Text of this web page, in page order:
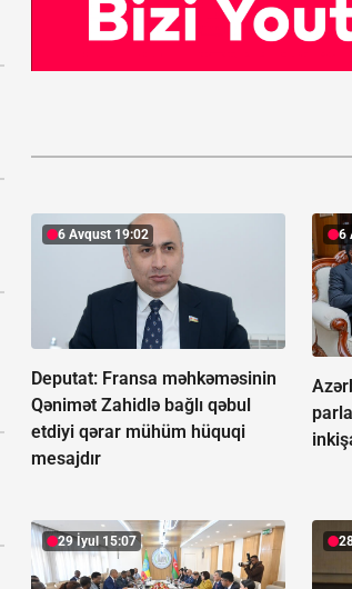
6 Avqust 19:02
Deputat: Fransa məhkəməsinin
Qənimət Zahidlə bağlı qəbul
etdiyi qərar mühüm hüquqi
mesajdır
6
29 İyul 15:07